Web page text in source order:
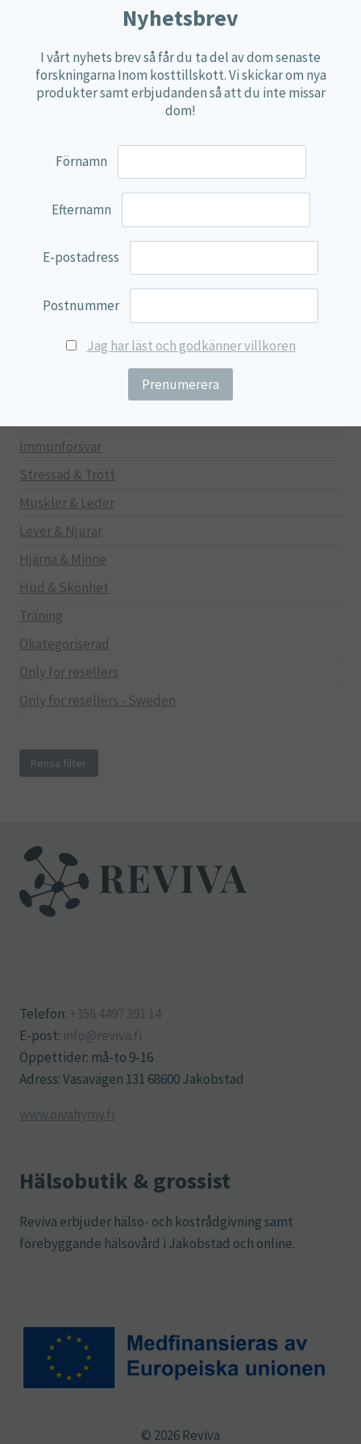
Övriga kosttillskott
100% Natural
Multi Nutrient
Lamberts
Svenska Örtmedicinska Institutet
Green Trade
Immunförsvar
Stressad & Trött
Muskler & Leder
Lever & Njurar
Hjärna & Minne
Hud & Skönhet
Träning
Okategoriserad
Only for resellers
Only for resellers - Sweden
Rensa filter
Telefon: +358 4497 391 14
E-post: info@reviva.fi
Öppettider: må-to 9-16
Adress: Vasavägen 131 68600 Jakobstad
www.oivahymy.fi
Hälsobutik & grossist
Reviva erbjuder hälso- och kostrådgivning samt
förebyggande hälsovård i Jakobstad och online.
© 2026 Reviva
Nyhetsbrev
I vårt nyhets brev så får du ta del av dom senaste
forskningarna Inom kosttillskott. Vi skickar om nya
produkter samt erbjudanden så att du inte missar
dom!
Förnamn
Efternamn
E-postadress
Postnummer
Jag har läst och godkänner villkoren